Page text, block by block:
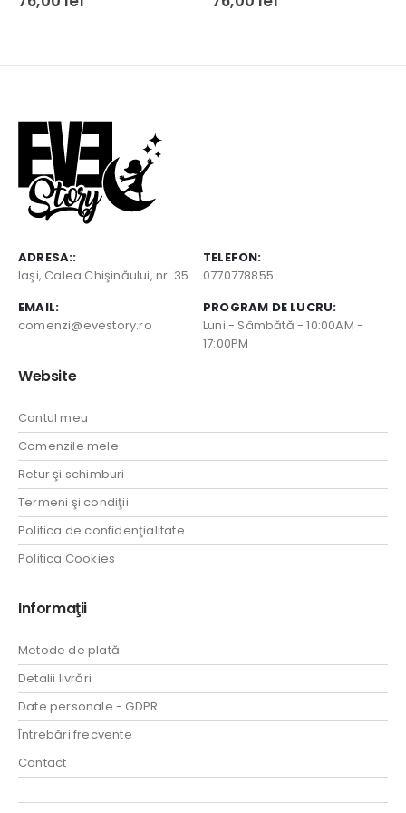
ADRESA::
Iaşi, Calea Chişinăului, nr. 35
TELEFON:
0770778855
EMAIL:
comenzi@evestory.ro
PROGRAM DE LUCRU:
Luni - Sâmbătă - 10:00AM -
17:00PM
Website
Contul meu
Comenzile mele
Retur şi schimburi
Termeni şi condiţii
Politica de confidenţialitate
Politica Cookies
Informaţii
Metode de plată
Detalii livrări
Date personale - GDPR
Întrebări frecvente
Contact